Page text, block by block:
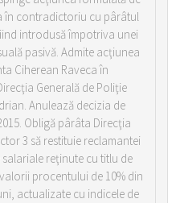
în contradictoriu cu pârâtul
introdusă împotriva unei
pasivă. Admite acţiunea
Ciherean Raveca în
Generală de Poliţie
Anulează decizia de
Obligă pârâta Direcţia
3 să restituie reclamantei
reţinute cu titlu de
procentului de 10% din
actualizate cu indicele de